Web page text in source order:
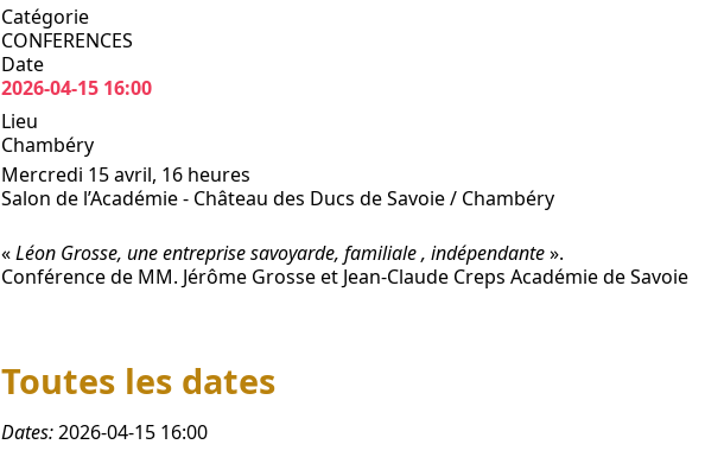
Catégorie
CONFERENCES
Date
2026-04-15 16:00
Lieu
Chambéry
Mercredi 15 avril, 16 heures
Salon de l’Académie - Château des Ducs de Savoie / Chambéry
«Léon Grosse, une entreprise savoyarde, familiale , indépendante».
Conférence de MM. Jérôme Grosse et Jean-Claude Creps Académie de Savoie
Toutes les dates
Dates:2026-04-15 16:00